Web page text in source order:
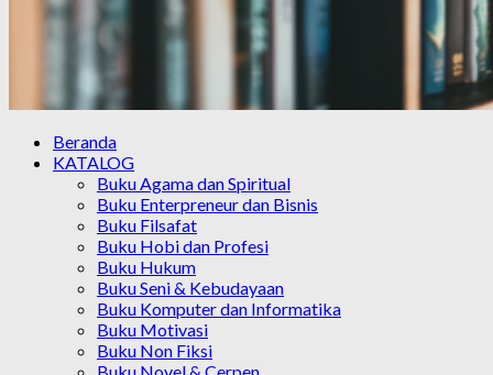
Beranda
KATALOG
Buku Agama dan Spiritual
Buku Enterpreneur dan Bisnis
Buku Filsafat
Buku Hobi dan Profesi
Buku Hukum
Buku Seni & Kebudayaan
Buku Komputer dan Informatika
Buku Motivasi
Buku Non Fiksi